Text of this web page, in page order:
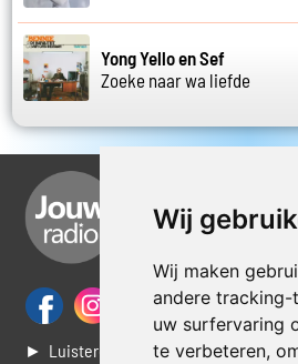
Wij
Wij maken
andere tracking-
uw surfervaring
te verbeteren,
Yong Yello en Sef
Zoeke naar wa liefde
► Luisteren naar Jouwradio